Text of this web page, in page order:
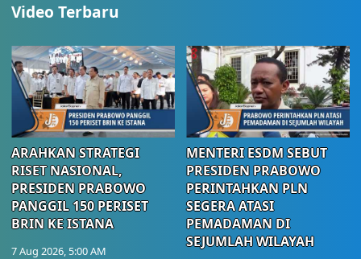
Video Terbaru
ARAHKAN STRATEGI
RISET NASIONAL,
PRESIDEN PRABOWO
PANGGIL 150 PERISET
BRIN KE ISTANA
7 Aug 2026, 5:00 AM
MENTERI ESDM SEBUT
PRESIDEN PRABOWO
PERINTAHKAN PLN
SEGERA ATASI
PEMADAMAN DI
SEJUMLAH WILAYAH